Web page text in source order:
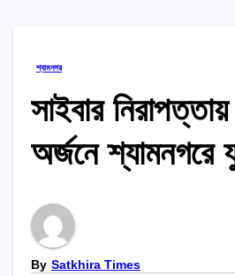
শ্যামনগর
সাইবার
অর্জনে শ্যামনগরে
By Satkhira Times